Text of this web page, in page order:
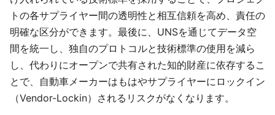
トの各サプライヤー間の透明性と相互信頼を高め、責任の
明確な区分ができます。最後に、UNSを通じてデータ空
間を統一し、独自のプロトコルと技術標準の使用を減ら
し、代わりにオープンで共有された知的財産に依存するこ
とで、自動車メーカーはもはやサプライヤーにロックイン
（Vendor-Lockin）されるリスクがなくなります。